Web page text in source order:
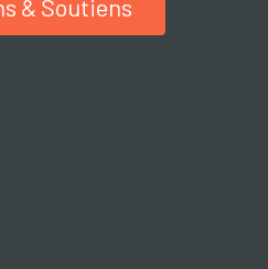
& Soutiens